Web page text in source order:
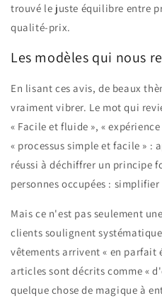
trouvé le juste équilibre entre
qualité-prix.
Les modèles qui nous
En lisant ces avis, de beaux
vraiment vibrer. Le mot qui
« Facile et fluide », «
« processus simple et facile » :
réussi à déchiffrer un principe
personnes occupées : simplifier
Mais ce n'est pas seulement
clients soulignent
vêtements arrivent « en parfait
articles sont décrits comme «
quelque chose de magique à